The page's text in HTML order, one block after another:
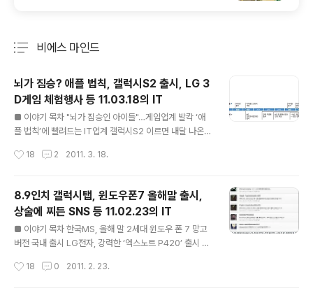
비에스 마인드
뇌가 짐승? 애플 법칙, 갤럭시S2 출시, LG 3
D게임 체험행사 등 11.03.18의 IT
■ 이야기 목차 "뇌가 짐승인 아이들"…게임업계 발칵 ‘애
플 법칙’에 빨려드는 IT업계 갤럭시S2 이르면 내달 나온다
MOLED)' 상표 독점 못한다 ■ "뇌가 짐승인 아이들"…게
어교육센터 소장은 "게임 때문에 얼굴은 사람인데 뇌는 짐
승인 아이들이 늘고 또 죽어가고 있다."라고 말을 했다. '전
두엽이 발달하지 않아 짐승같이 반응한다'라는 것이며, 게
임업계가 수익의 10% 이상을 게임 중독 기금으로 출연해
들이 많은 만큼 권장희 소장의 말에 일정 부분 동의한다. K
18 2 2011. 3. 18.
8.9인치 갤럭시탭, 윈도우폰7 올해말 출시,
상술에 찌든 SNS 등 11.02.23의 IT
■ 이야기 목차 한국MS, 올해 말 2세대 윈도우 폰 7 망고
버전 국내 출시 LG전자, 강력한 ‘엑스노트 P420’ 출시 이
中 발칵 상술에 찌드는 SNS…'믿을 수 없는' 입소문 되나
18 0 2011. 2. 23.